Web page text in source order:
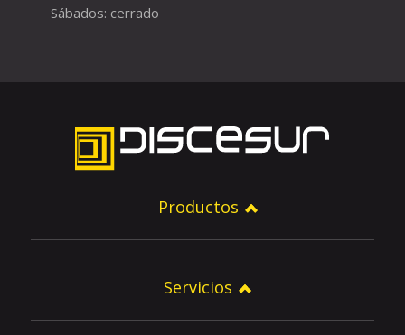
Sábados: cerrado
Productos
Servicios